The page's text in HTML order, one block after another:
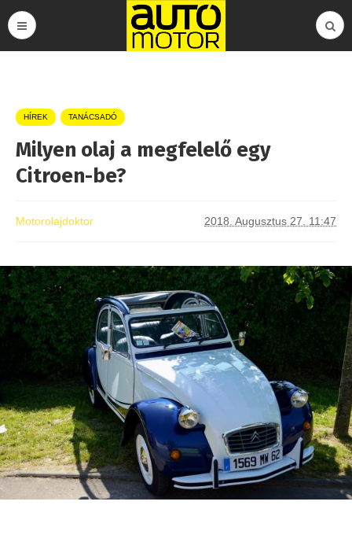
HÍREK TANÁCSADÓ
Milyen olaj a megfelelő egy
Citroen-be?
Motorolajdoktor 2018. Augusztus 27. 11:47